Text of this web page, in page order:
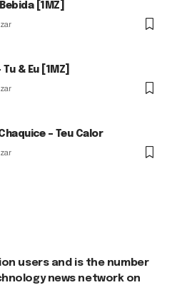
[1MZ]
& Eu [1MZ]
– Teu Calor
news network on